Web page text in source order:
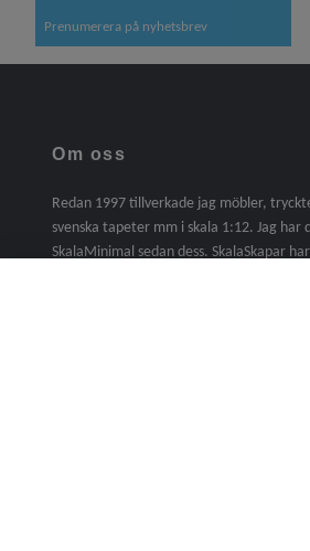
Prenumerera på nyhetsbrev
Om oss
Redan 1997 tillverkade jag möbler,
svenska tapeter mm i skala 1:12. Jag har
SkalaMinimal sedan dess. SkalaSkapar